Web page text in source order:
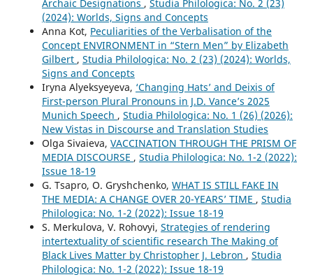
Archaic Designations , Studia Philologica: No. 2 (23)
(2024): Worlds, Signs and Concepts
Anna Kot, Peculiarities of the Verbalisation of the
Concept ENVIRONMENT in “Stern Men” by Elizabeth
Gilbert , Studia Philologica: No. 2 (23) (2024): Worlds,
Signs and Concepts
Iryna Alyeksyeyeva, ‘Changing Hats’ and Deixis of
First-person Plural Pronouns in J.D. Vance’s 2025
Munich Speech , Studia Philologica: No. 1 (26) (2026):
New Vistas in Discourse and Translation Studies
Olga Sivaieva, VACCINATION THROUGH THE PRISM OF
MEDIA DISCOURSE , Studia Philologica: No. 1-2 (2022):
Issue 18-19
G. Tsapro, O. Gryshchenko, WHAT IS STILL FAKE IN
THE MEDIA: A CHANGE OVER 20-YEARS’ TIME , Studia
Philologica: No. 1-2 (2022): Issue 18-19
S. Merkulova, V. Rohovyi, Strategies of rendering
intertextuality of scientific research The Making of
Black Lives Matter by Christopher J. Lebron , Studia
Philologica: No. 1-2 (2022): Issue 18-19